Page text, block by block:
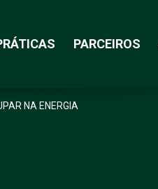
PARCEIROS
NA ENERGIA